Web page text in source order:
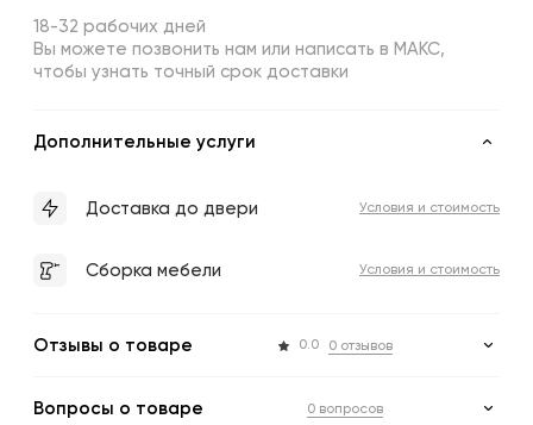
18-32 рабочих дней
Вы можете позвонить нам или написать в МАКС,
чтобы узнать точный срок доставки
Дополнительные услуги
Доставка до двери Условия и стоимость
Сборка мебели Условия и стоимость
Отзывы о товаре 0.0 0 отзывов
Вопросы о товаре 0 вопросов